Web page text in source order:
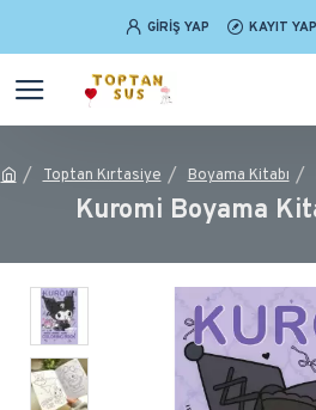
GIRIŞ YAP KAYIT YAP
Toptan Kırtasiye Boyama Kitabı
Kuromi Boyama